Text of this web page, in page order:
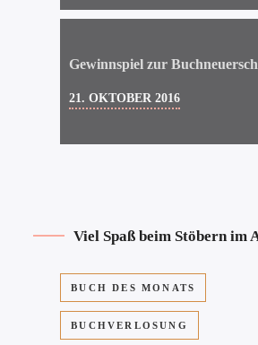
Gewinnspiel zur
21. OKTOBER 2016
Viel Spaß beim Stöbern im
BUCH DES MONATS
BUCHVERLOSUNG